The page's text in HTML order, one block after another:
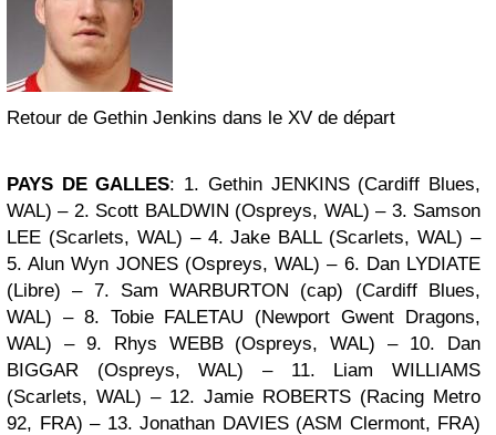
Retour de Gethin Jenkins dans le XV de départ
PAYS DE GALLES: 1. Gethin JENKINS (Cardiff Blues,
WAL) – 2. Scott BALDWIN (Ospreys, WAL) – 3. Samson
LEE (Scarlets, WAL) – 4. Jake BALL (Scarlets, WAL) –
5. Alun Wyn JONES (Ospreys, WAL) – 6. Dan LYDIATE
(Libre) – 7. Sam WARBURTON (cap) (Cardiff Blues,
WAL) – 8. Tobie FALETAU (Newport Gwent Dragons,
WAL) – 9. Rhys WEBB (Ospreys, WAL) – 10. Dan
BIGGAR (Ospreys, WAL) – 11. Liam WILLIAMS
(Scarlets, WAL) – 12. Jamie ROBERTS (Racing Metro
92, FRA) – 13. Jonathan DAVIES (ASM Clermont, FRA)